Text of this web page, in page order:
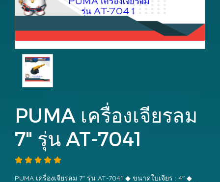
PUMA เครื่องเจียรลม
7" รุ่น AT-7041
PUMA เครื่องเจียรลม 7" รุ่น AT-7041 ◆ ขนาดใบเจียร : 4" ◆